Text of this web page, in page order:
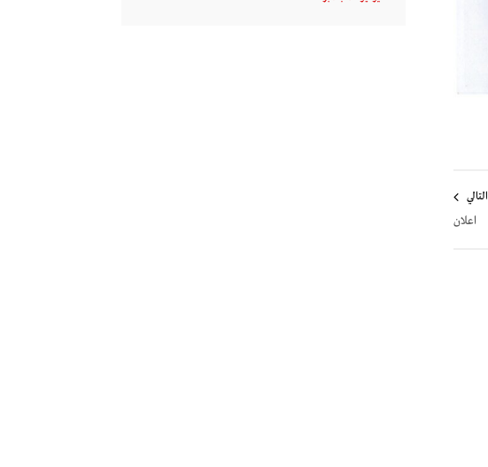
التالي
اعلان